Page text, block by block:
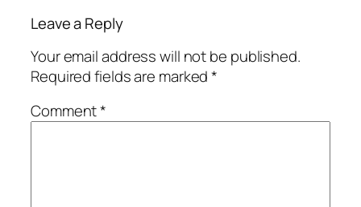
Leave a Reply
Your email address will not be published.
Required fields are marked*
Comment*